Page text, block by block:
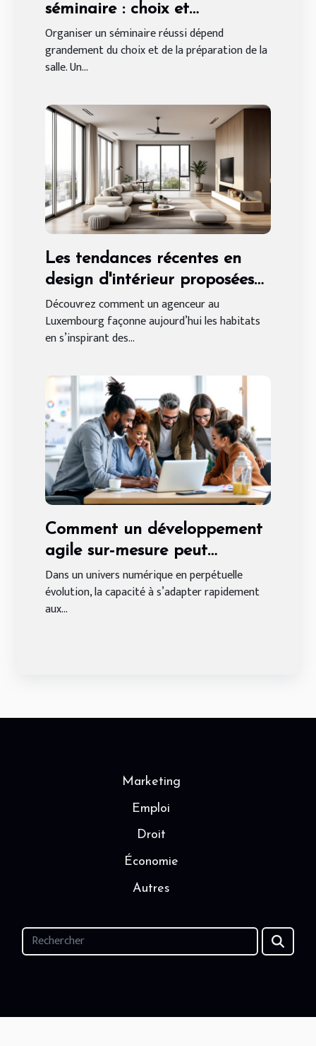
séminaire : choix et
préparation de salle
Organiser un séminaire réussi dépend
grandement du choix et de la préparation de la
salle. Un...
Les tendances récentes en
design d'intérieur proposées
par un agenceur au
Luxembourg
Découvrez comment un agenceur au
Luxembourg façonne aujourd’hui les habitats
en s’inspirant des...
Comment un développement
agile sur-mesure peut
transformer votre entreprise ?
Dans un univers numérique en perpétuelle
évolution, la capacité à s’adapter rapidement
aux...
Marketing
Emploi
Droit
Économie
Autres